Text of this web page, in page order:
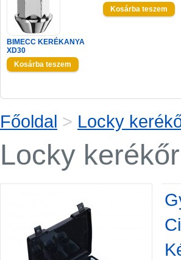
BIMECC KERÉKANYA
XD30
Főoldal > Locky
Locky